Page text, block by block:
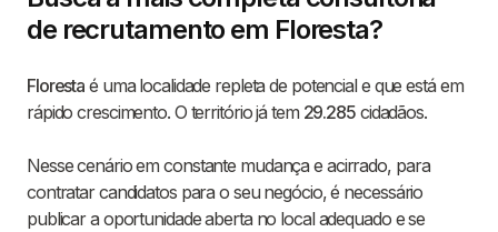
de recrutamento em Floresta?
Floresta é uma localidade repleta de potencial e que está em
rápido crescimento. O território já tem 29.285cidadãos.
Nesse cenário em constante mudança e acirrado, para
contratar candidatos para o seu negócio, é necessário
publicar a oportunidade aberta no local adequado e se